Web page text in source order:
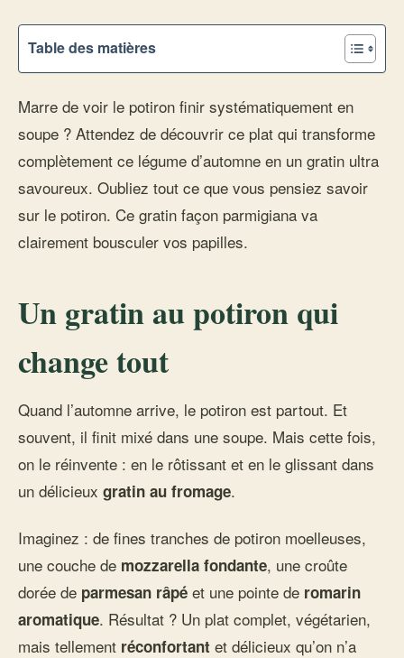
Table des matières
Marre de voir le potiron finir systématiquement en
soupe ? Attendez de découvrir ce plat qui transforme
complètement ce légume d’automne en un gratin ultra
savoureux. Oubliez tout ce que vous pensiez savoir
sur le potiron. Ce gratin façon parmigiana va
clairement bousculer vos papilles.
Un gratin au potiron qui
change tout
Quand l’automne arrive, le potiron est partout. Et
souvent, il finit mixé dans une soupe. Mais cette fois,
on le réinvente : en le rôtissant et en le glissant dans
un délicieux gratin au fromage.
Imaginez : de fines tranches de potiron moelleuses,
une couche de mozzarella fondante, une croûte
dorée de parmesan râpé et une pointe de romarin
aromatique. Résultat ? Un plat complet, végétarien,
mais tellement réconfortant et délicieux qu’on n’a